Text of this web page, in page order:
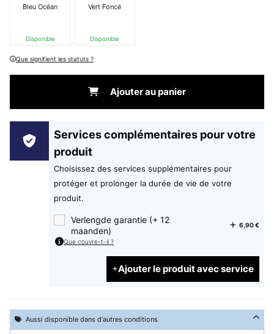
Bleu Océan
Disponible
Vert Foncé
Disponible
Que signifient les statuts ?
Ajouter au panier
Services complémentaires pour votre
produit
Choisissez des services supplémentaires pour
protéger et prolonger la durée de vie de votre
produit.
Verlengde garantie (+ 12
maanden)
6,90 €
Que couvre-t-il ?
Ajouter le produit avec service
Aussi disponible dans d'autres conditions